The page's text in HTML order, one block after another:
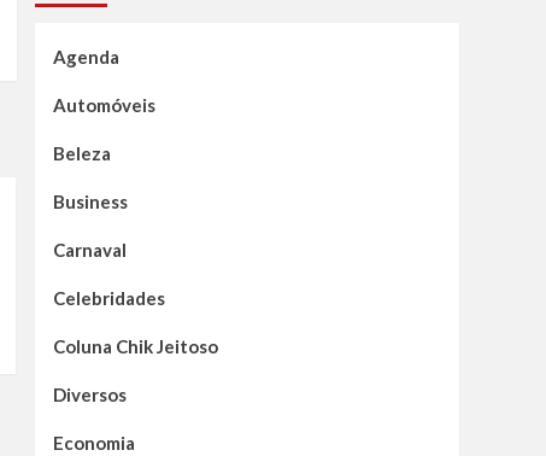
Agenda
Automóveis
Beleza
Business
Carnaval
Celebridades
Coluna Chik Jeitoso
Diversos
Economia